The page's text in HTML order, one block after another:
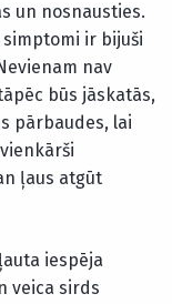
un nosnausties.
ir bijuši
nav
būs jāskatās,
pārbaudes, lai
ļaus atgūt
iespēja
veica sirds